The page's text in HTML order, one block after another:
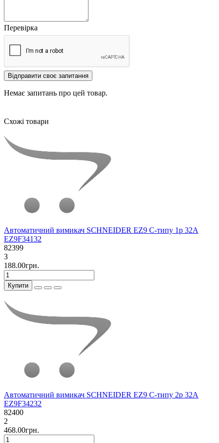
Перевірка
Відправити своє запитання
Немає запитань про цей товар.
Схожі товари
Автоматичний вимикач SCHNEIDER EZ9 C-типу 1р 32А
EZ9F34132
82399
3
188.00грн.
Купити
Автоматичний вимикач SCHNEIDER EZ9 C-типу 2р 32А
EZ9F34232
82400
2
468.00грн.